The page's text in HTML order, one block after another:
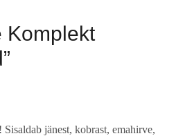
Komplekt
jänest, kobrast, emahirve,